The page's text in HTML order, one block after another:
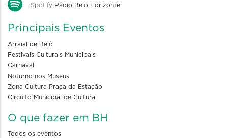
Spotify Rádio Belo Horizonte
Principais Eventos
Arraial de Belô
Festivais Culturais Municipais
Carnaval
Noturno nos Museus
Zona Cultura Praça da Estação
Circuito Municipal de Cultura
O que fazer em BH
Todos os eventos